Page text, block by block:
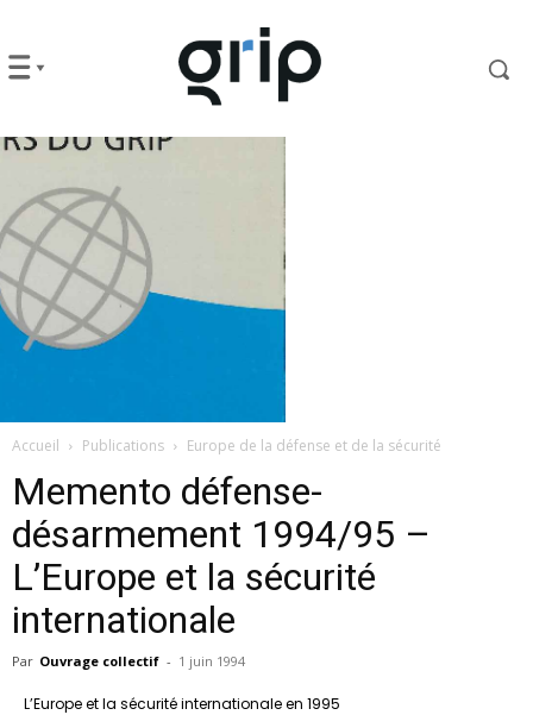
Accueil Publications Europe de la défense et de la sécurité
Memento défense-
désarmement 1994/95 –
L’Europe et la sécurité
internationale
Par Ouvrage collectif - 1 juin 1994
L’Europe et la sécurité internationale en 1995